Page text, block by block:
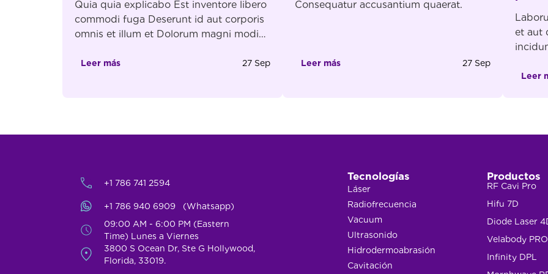
Quia quia explicabo Est inventore libero
commodi fuga Deserunt id aut corporis
omnis et illum et Dolorum magni modi
totam Quas Ex expedita molestiae
Leer más 27 Sep
Consequatur accusantium quaerat.
Leer más 27 Sep
et aut
ut Et
Leer
+1 786 741 2594
+1 786 940 6909 (Whatsapp)
09:00 AM - 6:00 PM (Eastern
Time) Lunes a Viernes
3800 S Ocean Dr, Ste G Hollywood,
Florida, 33019.
Tecnologías
Láser
Radiofrecuencia
Vacuum
Ultrasonido
Hidrodermoabrasión
Cavitación
Productos
RF Cavi Pro
Hifu 7D
Diode Laser
Velabody PRO
Infinity DPL